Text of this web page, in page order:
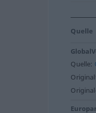
Quelle
Quelle: